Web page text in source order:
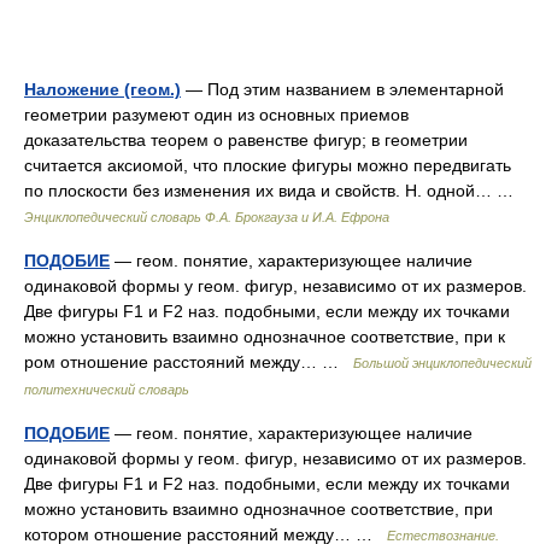
Наложение (геом.) — Под этим названием в элементарной
геометрии разумеют один из основных приемов
доказательства теорем о равенстве фигур; в геометрии
считается аксиомой, что плоские фигуры можно передвигать
по плоскости без изменения их вида и свойств. Н. одной… …
Энциклопедический словарь Ф.А. Брокгауза и И.А. Ефрона
ПОДОБИЕ — геом. понятие, характеризующее наличие
одинаковой формы у геом. фигур, независимо от их размеров.
Две фигуры F1 и F2 наз. подобными, если между их точками
можно установить взаимно однозначное соответствие, при к
ром отношение расстояний между… …
Большой энциклопедический
политехнический словарь
ПОДОБИЕ — геом. понятие, характеризующее наличие
одинаковой формы у геом. фигур, независимо от их размеров.
Две фигуры F1 и F2 наз. подобными, если между их точками
можно установить взаимно однозначное соответствие, при
котором отношение расстояний между… …
Естествознание.